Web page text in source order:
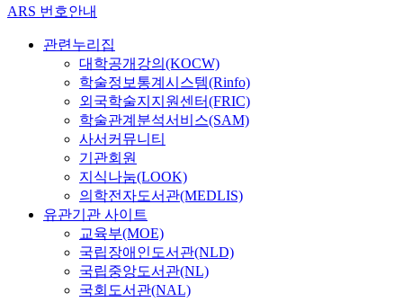
ARS 번호안내
관련누리집
대학공개강의(KOCW)
학술정보통계시스템(Rinfo)
외국학술지지원센터(FRIC)
학술관계분석서비스(SAM)
사서커뮤니티
기관회원
지식나눔(LOOK)
의학전자도서관(MEDLIS)
유관기관 사이트
교육부(MOE)
국립장애인도서관(NLD)
국립중앙도서관(NL)
국회도서관(NAL)